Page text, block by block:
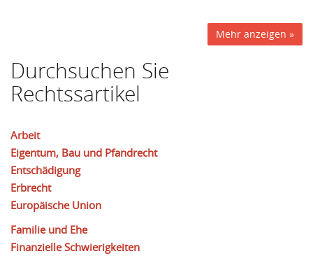
Mehr anzeigen »
Durchsuchen Sie
Rechtssartikel
Arbeit
Eigentum, Bau und Pfandrecht
Entschädigung
Erbrecht
Europäische Union
Familie und Ehe
Finanzielle Schwierigkeiten